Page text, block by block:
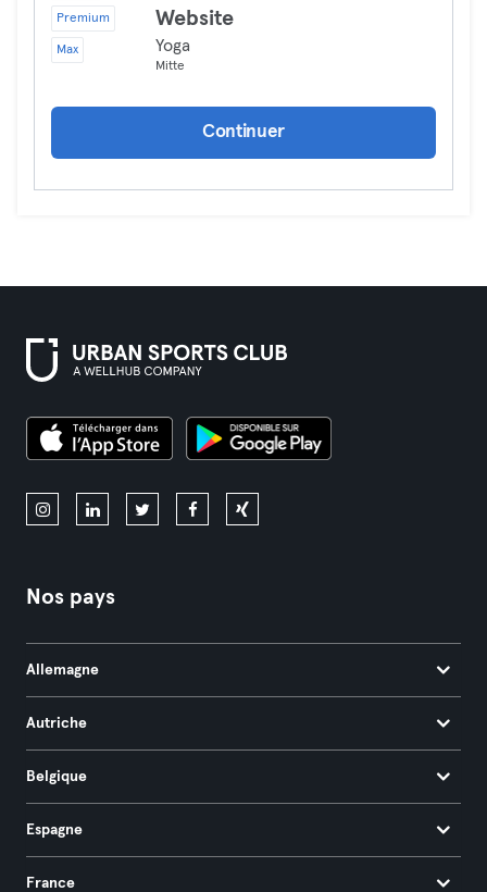
Premium
Max
Website
Yoga
Mitte
Continuer
Nos pays
Allemagne
Autriche
Belgique
Espagne
France